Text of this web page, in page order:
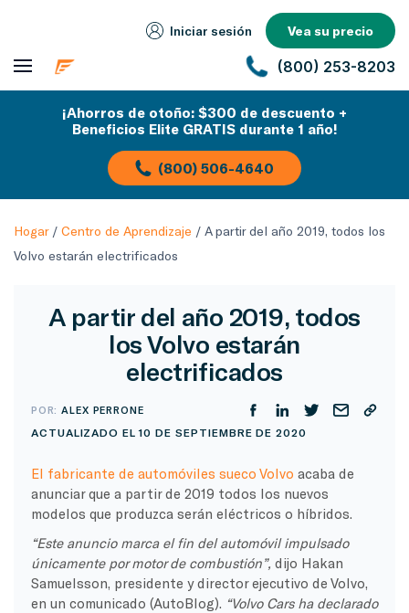
Iniciar sesión Vea su precio
(800) 253-8203
¡Ahorros de otoño: $300 de descuento +
Beneficios Elite GRATIS durante 1 año!
(800) 506-4640
Hogar/ Centro de Aprendizaje / A partir del año 2019, todos los
Volvo estarán electrificados
A partir del año 2019, todos
los Volvo estarán
electrificados
POR:ALEX PERRONE
ACTUALIZADO EL 10 DE SEPTIEMBRE DE 2020
El fabricante de automóviles sueco Volvo acaba de
anunciar que a partir de 2019 todos los nuevos
modelos que produzca serán eléctricos o híbridos.
“Este anuncio marca el fin del automóvil impulsado
únicamente por motor de combustión”, dijo Hakan
Samuelsson, presidente y director ejecutivo de Volvo,
en un comunicado (AutoBlog). “Volvo Cars ha declarado